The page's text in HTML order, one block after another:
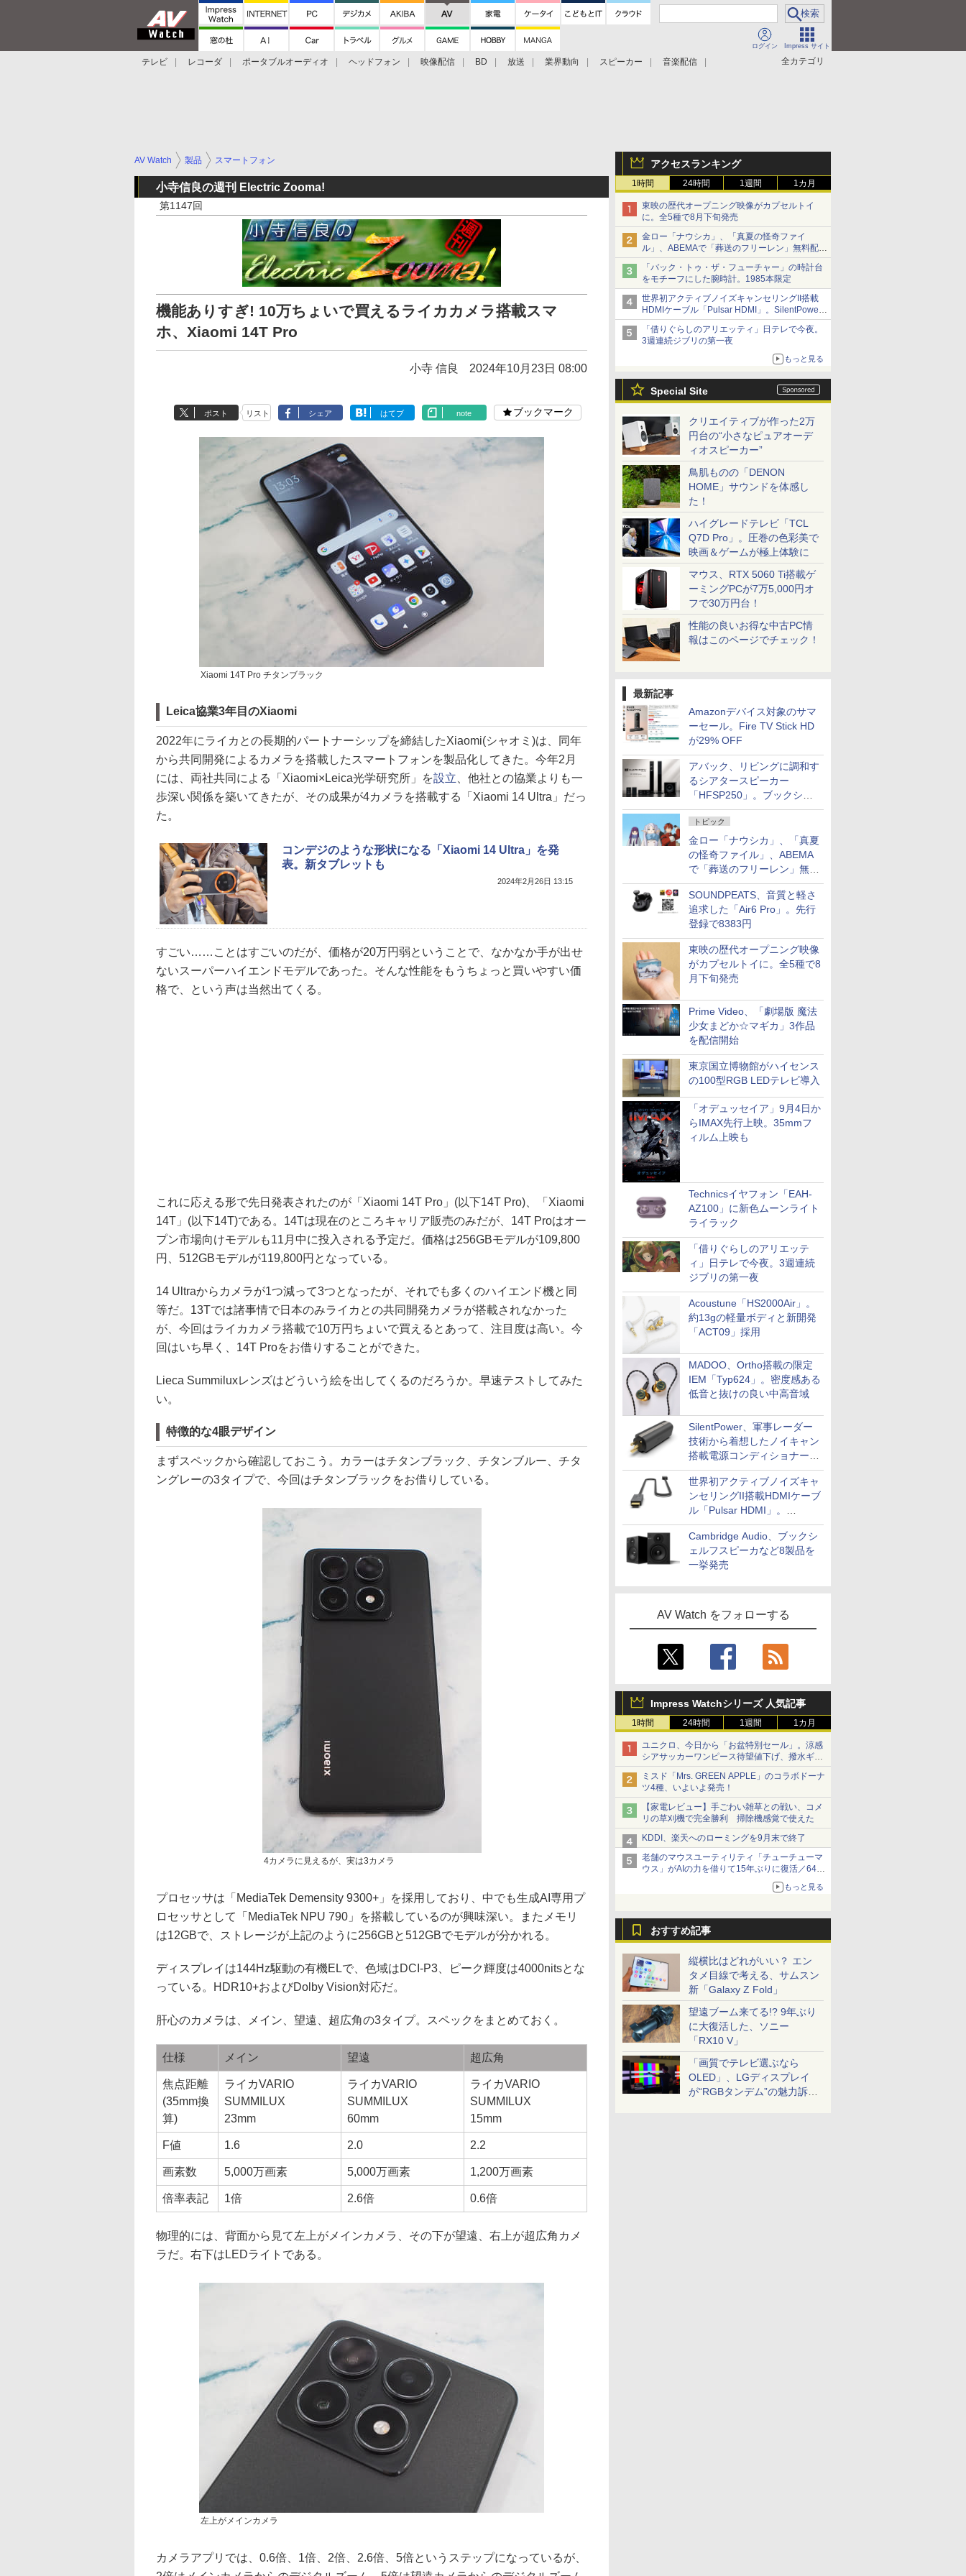
ログイン Impress サイト
全カテゴリ
テレビ レコーダ ポータブルオーディオ ヘッドフォン 映像配信 BD 放送 業界動向 スピーカー
音楽配信
アクセスランキング
1時間 24時間 1週間 1カ月
東映の歴代オープニング映像がカプセルトイ
に。全5種で8月下旬発売
金ロー「ナウシカ」、「真夏の怪奇ファイ
ル」、ABEMAで「葬送のフリーレン」無料配信
など。夏の特番・配信情報
「バック・トゥ・ザ・フューチャー」の時計台
をモチーフにした腕時計。1985本限定
世界初アクティブノイズキャンセリングII搭載
HDMIケーブル「Pulsar HDMI」。SilentPower
から
「借りぐらしのアリエッティ」日テレで今夜。
3週連続ジブリの第一夜
もっと見る
Special Site
クリエイティブが作った2万
円台の“小さなピュアオーデ
ィオスピーカー”
鳥肌ものの「DENON
HOME」サウンドを体感し
た！
ハイグレードテレビ「TCL
Q7D Pro」。圧巻の色彩美で
映画＆ゲームが極上体験に
マウス、RTX 5060 Ti搭載ゲ
ーミングPCが7万5,000円オ
フで30万円台！
性能の良いお得な中古PC情
報はこのページでチェック！
最新記事
Amazonデバイス対象のサマ
ーセール。Fire TV Stick HD
が29% OFF
アバック、リビングに調和す
るシアタースピーカー
「HFSP250」。ブックシェ
ルフはペア3万円以下
トピック
金ロー「ナウシカ」、「真夏
の怪奇ファイル」、ABEMA
で「葬送のフリーレン」無料
配信など。夏の特番・配信情
報
SOUNDPEATS、音質と軽さ
追求した「Air6 Pro」。先行
登録で8383円
東映の歴代オープニング映像
がカプセルトイに。全5種で8
月下旬発売
Prime Video、「劇場版 魔法
少女まどか☆マギカ」3作品
を配信開始
東京国立博物館がハイセンス
の100型RGB LEDテレビ導入
「オデュッセイア」9月4日か
らIMAX先行上映。35mmフ
ィルム上映も
Technicsイヤフォン「EAH-
AZ100」に新色ムーンライト
ライラック
「借りぐらしのアリエッテ
ィ」日テレで今夜。3週連続
ジブリの第一夜
Acoustune「HS2000Air」。
約13gの軽量ボディと新開発
「ACT09」採用
MADOO、Ortho搭載の限定
IEM「Typ624」。密度感ある
低音と抜けの良い中高音域
SilentPower、軍事レーダー
技術から着想したノイキャン
搭載電源コンディショナー
「AC iPurifier2」
世界初アクティブノイズキャ
ンセリングII搭載HDMIケーブ
ル「Pulsar HDMI」。
SilentPowerから
Cambridge Audio、ブックシ
ェルフスピーカなど8製品を
一挙発売
AV Watch をフォローする
Impress Watchシリーズ 人気記事
1時間 24時間 1週間 1カ月
ユニクロ、今日から「お盆特別セール」。涼感
シアサッカーワンピース待望値下げ、撥水ギア
ショーツは1990円に
ミスド「Mrs. GREEN APPLE」のコラボドーナ
ツ4種、いよいよ発売！
【家電レビュー】手ごわい雑草との戦い、コメ
リの草刈機で完全勝利 掃除機感覚で使えた
KDDI、楽天へのローミングを9月末で終了
老舗のマウスユーティリティ「チューチューマ
ウス」がAIの力を借りて15年ぶりに復活／64bit
化、Windows 10/11、「Chrome」も走り回
る。復活記念で2026年末まで500円
もっと見る
おすすめ記事
縦横比はどれがいい？ エン
タメ目線で考える、サムスン
新「Galaxy Z Fold」
望遠ブーム来てる!? 9年ぶり
に大復活した、ソニー
「RX10 V」
「画質でテレビ選ぶなら
OLED」、LGディスプレイ
が“RGBタンデム”の魅力訴
AV Watch 製品 スマートフォン
小寺信良の週刊 Electric Zooma!
第1147回
機能ありすぎ! 10万ちょいで買えるライカカメラ搭載スマ
ホ、Xiaomi 14T Pro
小寺 信良 2024年10月23日 08:00
ポスト リスト シェア はてブ note ブックマーク
Xiaomi 14T Pro チタンブラック
Leica協業3年目のXiaomi
2022年にライカとの長期的パートナーシップを締結したXiaomi(シャオミ)は、同年
から共同開発によるカメラを搭載したスマートフォンを製品化してきた。今年2月
には、両社共同による「Xiaomi×Leica光学研究所」を設立 、他社との協業よりも一
歩深い関係を築いてきたが、その成果が4カメラを搭載する「Xiaomi 14 Ultra」だっ
た。
コンデジのような形状になる「Xiaomi 14 Ultra」を発
表。新タブレットも
2024年2月26日 13:15
すごい……ことはすごいのだが、価格が20万円弱ということで、なかなか手が出せ
ないスーパーハイエンドモデルであった。そんな性能をもうちょっと買いやすい価
格で、という声は当然出てくる。
これに応える形で先日発表されたのが「Xiaomi 14T Pro」(以下14T Pro)、「Xiaomi
14T」(以下14T)である。14Tは現在のところキャリア販売のみだが、14T Proはオー
プン市場向けモデルも11月中に投入される予定だ。価格は256GBモデルが109,800
円、512GBモデルが119,800円となっている。
14 Ultraからカメラが1つ減って3つとなったが、それでも多くのハイエンド機と同
等だ。13Tでは諸事情で日本のみライカとの共同開発カメラが搭載されなかった
が、今回はライカカメラ搭載で10万円ちょいで買えるとあって、注目度は高い。今
回はいち早く、14T Proをお借りすることができた。
Lieca Summiluxレンズはどういう絵を出してくるのだろうか。早速テストしてみた
い。
特徴的な4眼デザイン
まずスペックから確認しておこう。カラーはチタンブラック、チタンブルー、チタ
ングレーの3タイプで、今回はチタンブラックをお借りしている。
4カメラに見えるが、実は3カメラ
プロセッサは「MediaTek Demensity 9300+」を採用しており、中でも生成AI専用プ
ロセッサとして「MediaTek NPU 790」を搭載しているのが興味深い。またメモリ
は12GBで、ストレージが上記のように256GBと512GBでモデルが分かれる。
ディスプレイは144Hz駆動の有機ELで、色域はDCI-P3、ピーク輝度は4000nitsとな
っている。HDR10+およびDolby Vision対応だ。
肝心のカメラは、メイン、望遠、超広角の3タイプ。スペックをまとめておく。
仕様 メイン 望遠 超広角
焦点距離
(35mm換
算)
ライカVARIO
SUMMILUX
23mm
ライカVARIO
SUMMILUX
60mm
ライカVARIO
SUMMILUX
15mm
F値 1.6 2.0 2.2
画素数 5,000万画素 5,000万画素 1,200万画素
倍率表記 1倍 2.6倍 0.6倍
物理的には、背面から見て左上がメインカメラ、その下が望遠、右上が超広角カメ
ラだ。右下はLEDライトである。
左上がメインカメラ
カメラアプリでは、0.6倍、1倍、2倍、2.6倍、5倍というステップになっているが、